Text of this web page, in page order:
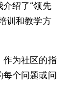
绍了“领先
训和教学方
作为社区的指
每个问题或问